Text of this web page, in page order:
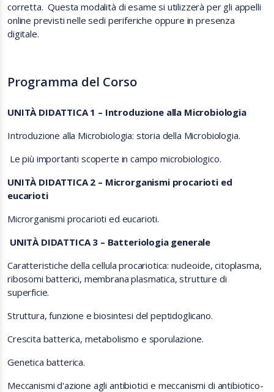
corretta. Questa modalità di esame si utilizzerà per gli appelli
online previsti nelle sedi periferiche oppure in presenza
digitale.
Programma del Corso
UNITÀ DIDATTICA 1 – Introduzione alla Microbiologia
Introduzione alla Microbiologia: storia della Microbiologia.
Le più importanti scoperte in campo microbiologico.
UNITÀ DIDATTICA 2 – Microrganismi procarioti ed
eucarioti
Microrganismi procarioti ed eucarioti.
UNITÀ DIDATTICA 3 – Batteriologia generale
Caratteristiche della cellula procariotica: nucleoide, citoplasma,
ribosomi batterici, membrana plasmatica, strutture di
superficie.
Struttura, funzione e biosintesi del peptidoglicano.
Crescita batterica, metabolismo e sporulazione.
Genetica batterica.
Meccanismi d'azione agli antibiotici e meccanismi di antibiotico-